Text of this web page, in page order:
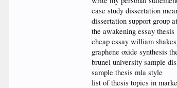
case study dissertation
dissertation support group
the awakening essay thesis
cheap essay william
graphene oxide synthesis
brunel university sample
sample thesis mla style
list of thesis topics in